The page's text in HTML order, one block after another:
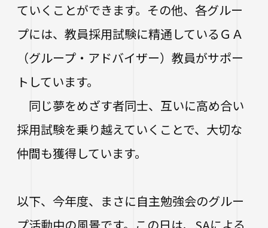
ていくことができます。その他、各グルー
プには、教員採用試験に精通しているＧＡ
（グループ・アドバイザー）教員がサポー
トしています。
同じ夢をめざす者同士、互いに高め合い
採用試験を乗り越えていくことで、大切な
仲間も獲得しています。
以下、今年度、まさに自主勉強会のグルー